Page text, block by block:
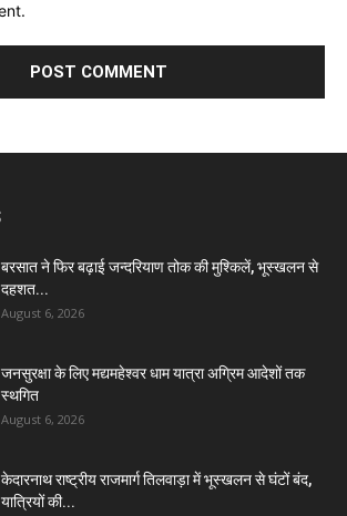
बरसात ने फिर बढ़ाई जन्दरियाण तोक की मुश्किलें, भूस्खलन से
दहशत...
August 6, 2026
जनसुरक्षा के लिए मद्यमहेश्वर धाम यात्रा अग्रिम आदेशों तक
स्थगित
August 6, 2026
केदारनाथ राष्ट्रीय राजमार्ग तिलवाड़ा में भूस्खलन से घंटों बंद,
यात्रियों की...